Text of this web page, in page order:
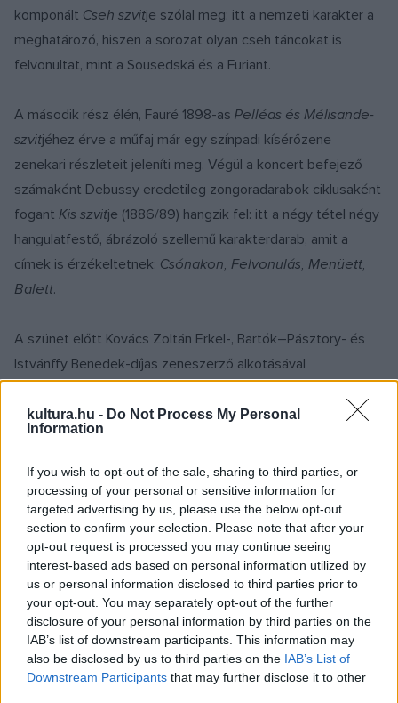
kultura.hu - Do Not Process My Personal
Information
If you wish to opt-out of the sale, sharing to third parties, or
processing of your personal or sensitive information for
targeted advertising by us, please use the below opt-out
section to confirm your selection. Please note that after your
opt-out request is processed you may continue seeing
interest-based ads based on personal information utilized by
us or personal information disclosed to third parties prior to
your opt-out. You may separately opt-out of the further
disclosure of your personal information by third parties on the
IAB’s list of downstream participants. This information may
also be disclosed by us to third parties on the IAB’s List of
Downstream Participants that may further disclose it to other
komponált Cseh szvitje szólal meg: itt a nemzeti karakter a
meghatározó, hiszen a sorozat olyan cseh táncokat is
felvonultat, mint a Sousedská és a Furiant.
A második rész élén, Fauré 1898-as Pelléas és Mélisande-
szvitjéhez érve a műfaj már egy színpadi kísérőzene
zenekari részleteit jeleníti meg. Végül a koncert befejező
számaként Debussy eredetileg zongoradarabok ciklusaként
fogant Kis szvitje (1886/89) hangzik fel: itt a négy tétel négy
hangulatfestő, ábrázoló szellemű karakterdarab, amit a
címek is érzékeltetnek: Csónakon, Felvonulás, Menüett,
Balett.
A szünet előtt Kovács Zoltán Erkel-, Bartók–Pásztory- és
Istvánffy Benedek-díjas zeneszerző alkotásával
kompozíciót a szerző Varga Gábor klarinétművész
felkérésére írta, aki az elmúlt két évtizedben – a hazai
előadások mellett – a világ számos országában adta elő
nagy sikerrel a művet.
Álomtáncok – A Nemzeti Filharmonikus
Zenekar koncertje – április 3. 19.30, Pesti
Vigadó. Részletek és jegyvásárlásitt.